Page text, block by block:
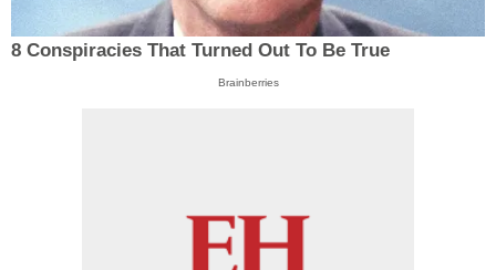
8 Conspiracies That Turned Out To Be True
Brainberries